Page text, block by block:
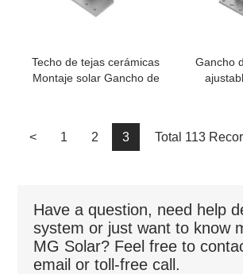
Techo de tejas cerámicas
Montaje solar Gancho de
Gancho
< 1 2 3 Total 113
Have a question, need help
system or just want to know
MG Solar? Feel free to
email or toll-free call.